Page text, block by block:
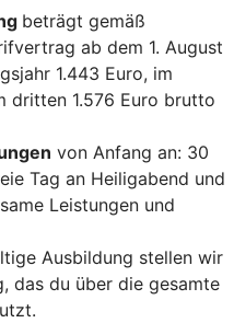
beträgt gemäß
ab dem 1. August
1.443 Euro, im
dritten 1.576 Euro brutto
von Anfang an: 30
Tag an Heiligabend und
Leistungen und
Ausbildung stellen wir
das du über die gesamte